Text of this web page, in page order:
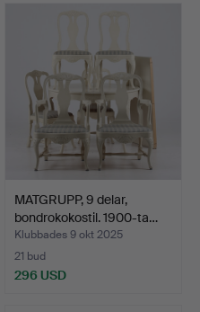
MATGRUPP, 9 delar,
bondrokokostil. 1900-ta…
Klubbades 9 okt 2025
21 bud
296 USD